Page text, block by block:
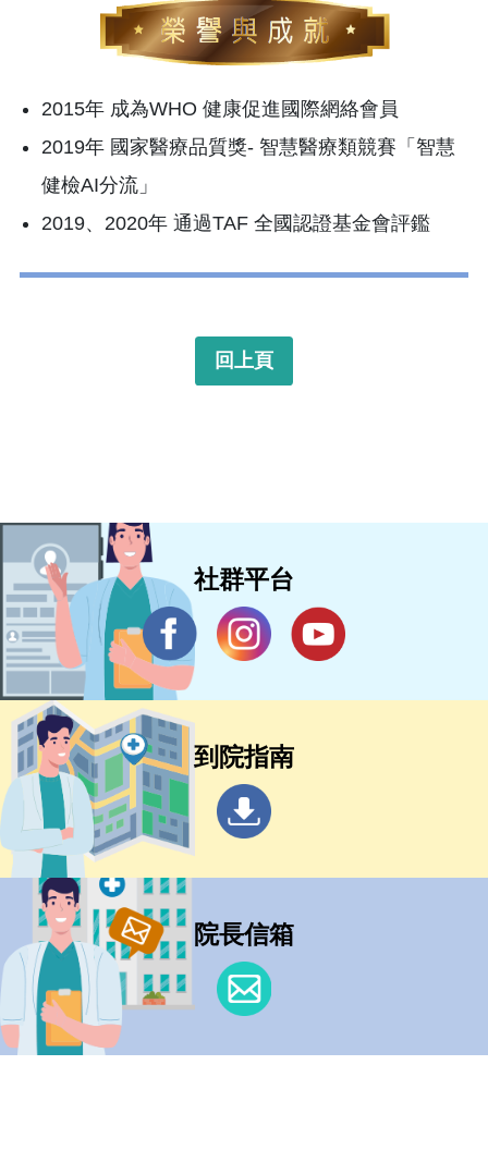
2015年 成為WHO 健康促進國際網絡會員
2019年 國家醫療品質獎- 智慧醫療類競賽「智慧
健檢AI分流」
2019、2020年 通過TAF 全國認證基金會評鑑
回上頁
社群平台
到院指南
院長信箱